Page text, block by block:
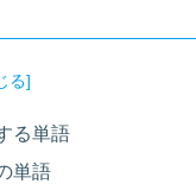
る単語
単語